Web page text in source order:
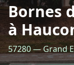
Bornes
à
57280 — Grand